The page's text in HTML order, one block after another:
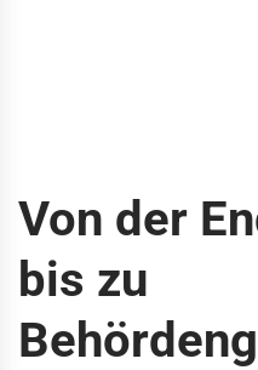
Von der
bis zu